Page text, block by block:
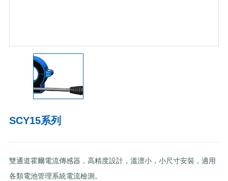
SCY15系列
雙通道霍爾電流傳感器，高精度設計，溫漂小，小尺寸安裝，適用
各類電池管理系統電流檢測。